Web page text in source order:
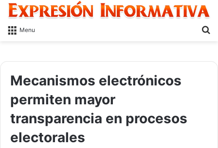
Menu
Mecanismos electrónicos
permiten mayor
transparencia en procesos
electorales